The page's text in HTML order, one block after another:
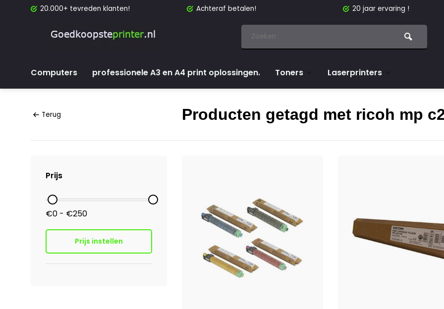
20.000+ tevreden klanten! Achteraf betalen! 20 jaar ervaring !
Computers professionele A3 en A4 print oplossingen. Toners Laserprinters
Terug Producten getagd met ricoh mp
Prijs
€0 - €250
Prijs instellen